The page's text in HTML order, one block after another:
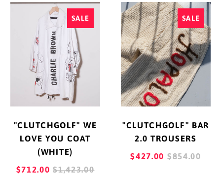
SALE
"CLUTCHGOLF"
WE
LOVE
YOU
COAT
(WHITE)
"CLUTCHGOLF" WE
LOVE YOU COAT
(WHITE)
$712.00 REGULAR
$1,423.00
SALE
BAR
2.0
TROUSERS
"CLUTCHGOLF" BAR
2.0 TROUSERS
$427.00 REGULAR
$854.00
ココス(キーリング)諸
島 (AUD $)
コスタリカ (CRC ₡)
コソボ (EUR €)
コモロ (KMF Fr)
コロンビア (JPY ¥)
コンゴ共和国(ブラザ
ビル) (XAF CFA)
コンゴ民主共和国(キ
ンシャサ) (CDF Fr)